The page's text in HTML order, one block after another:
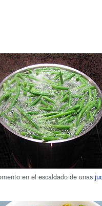
en el escaldado de unas